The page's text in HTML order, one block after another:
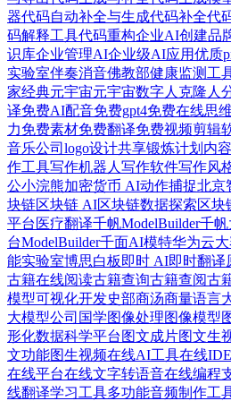
器代码自动补全与生成代码补全代
码解释工具代码重构企业AI创建品
识库企业管理AI企业级AI应用优质
实验室伴奏消音佛教部健康监测工
家经典元宇宙元宇宙数字人 克隆人
译免费AI配音免费gpt4免费在线思
力免费素材免费翻译免费视频剪辑
音乐公司logo设计共享锻炼计划 内
作工具写作机器人 写作软件写作风
公小浣熊加密货币 AI动作捕捉北京
块链区块链 AI区块链数据探索区块
平台 医疗翻译千帆ModelBuilder千帆
台ModelBuilder千面AI模特华为云
能实验室博思白板 即时 AI即时翻译
古籍在线阅读古籍查询古籍查阅古
模型可视化开发史部商汤商量语言
大模型公司 国学图像处理图像模型
形化数据科学平台 图文成片图文生
文功能图生视频在线AI工具在线IDE
在线平台在线文字转语音在线编程
线翻译学习工具多功能音频制作工